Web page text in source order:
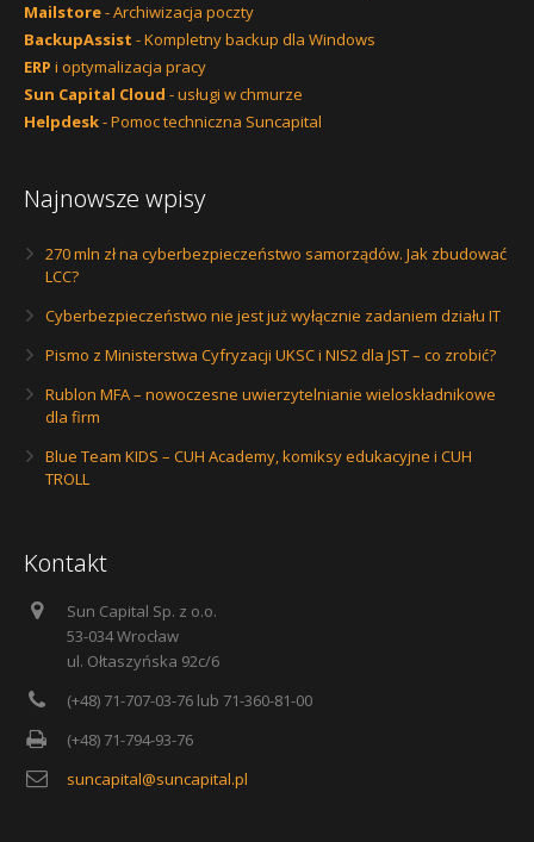
Mailstore- Archiwizacja poczty
BackupAssist - Kompletny backup dla Windows
ERP i optymalizacja pracy
Sun Capital Cloud - usługi w chmurze
Helpdesk- Pomoc techniczna Suncapital
Najnowsze wpisy
270 mln zł na cyberbezpieczeństwo samorządów. Jak zbudować
LCC?
Cyberbezpieczeństwo nie jest już wyłącznie zadaniem działu IT
Pismo z Ministerstwa Cyfryzacji UKSC i NIS2 dla JST – co zrobić?
Rublon MFA – nowoczesne uwierzytelnianie wieloskładnikowe
dla firm
Blue Team KIDS – CUH Academy, komiksy edukacyjne i CUH
TROLL
Kontakt
Sun Capital Sp. z o.o.
53-034 Wrocław
ul. Ołtaszyńska 92c/6
(+48) 71-707-03-76 lub 71-360-81-00
(+48) 71-794-93-76
suncapital@suncapital.pl